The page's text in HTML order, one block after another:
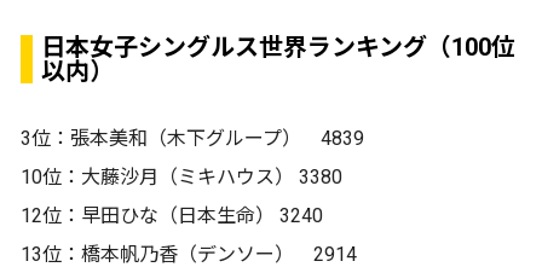
日本女子シングルス世界ランキング（100位
以内）
3位：張本美和（木下グループ） 4839
10位：大藤沙月（ミキハウス） 3380
12位：早田ひな（日本生命） 3240
13位：橋本帆乃香（デンソー） 2914